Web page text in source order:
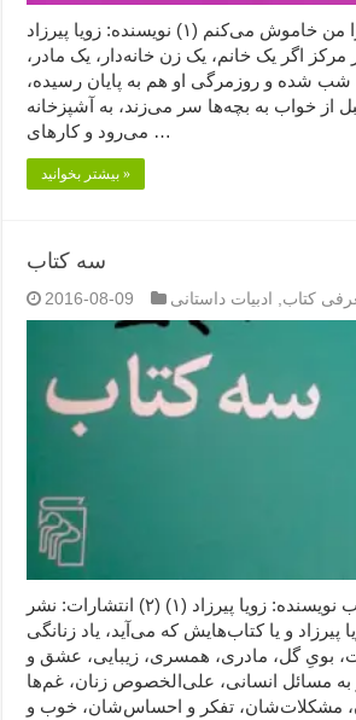
نام کتاب: چراغ‌ها را من خاموش می‌کنم (۱) نویسنده: زویا پیرزاد
مرکز اگر یک خانم، یک زن خانه‌دار، یک مادر،
شب شده و روزمرگی او هم به پایان رسیده،
از خواب به بچه‌ها سر می‌زند، به آشپزخانه
می‌رود و کارهای …
بیشتر بخوانید »
سه کتاب
2016-08-09 کتاب ادبیات داستانی
نام کتاب: سه کتاب نویسنده: زویا پیرزاد (۱) (۲) انتشارات: نشر
پیرزاد و یا کتاب‌هایش که می‌آید، یاد زنانگی
بویِ گل، مادری، همسری، زیبایی، عشق و
مسائل انسانی، علی‌الخصوص زنان، غم‌ها